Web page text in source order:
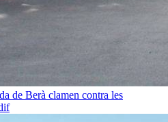
de Berà clamen contra les